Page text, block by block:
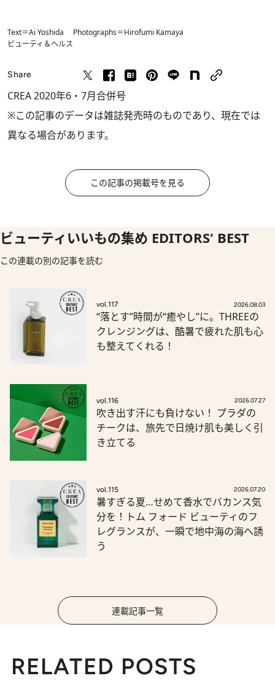
Text＝Ai Yoshida Photographs＝Hirofumi Kamaya
ビューティ＆ヘルス
Share
CREA 2020年6・7月合併号
※この記事のデータは雑誌発売時のものであり、現在では
異なる場合があります。
この記事の掲載号を見る
ビューティいいもの集め EDITORS' BEST
この連載の別の記事を読む
vol.117 2026.08.03
“落とす”時間が“癒やし”に。THREEの
クレンジングは、酷暑で疲れた肌も心
も整えてくれる！
vol.116 2026.07.27
吹き出す汗にも負けない！ プラダの
チークは、旅先で日焼け肌も美しく引
き立てる
vol.115 2026.07.20
暑すぎる夏…せめて香水でバカンス気
分を！トム フォード ビューティのフ
レグランスが、一瞬で地中海の海へ誘
う
連載記事一覧
RELATED POSTS